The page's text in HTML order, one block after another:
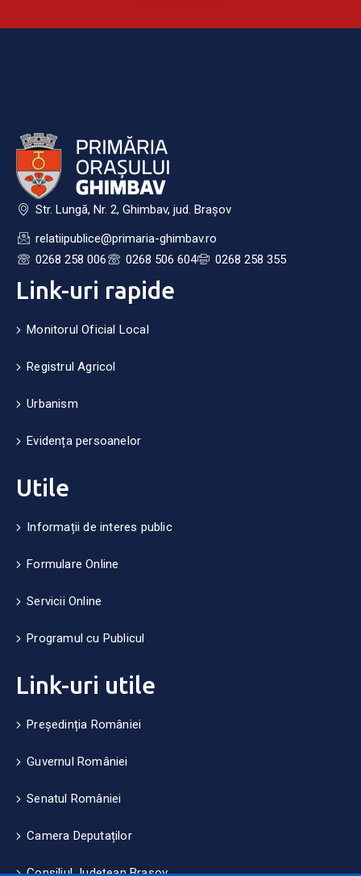
Str. Lungă, Nr. 2, Ghimbav, jud. Brașov
relatiipublice@primaria-ghimbav.ro
0268 258 006
0268 506 604 0268 258 355
Link-uri rapide
Monitorul Oficial Local
Registrul Agricol
Urbanism
Evidența persoanelor
Utile
Informații de interes public
Formulare Online
Servicii Online
Programul cu Publicul
Link-uri utile
Președinția României
Guvernul României
Senatul României
Camera Deputaților
Consiliul Județean Brașov